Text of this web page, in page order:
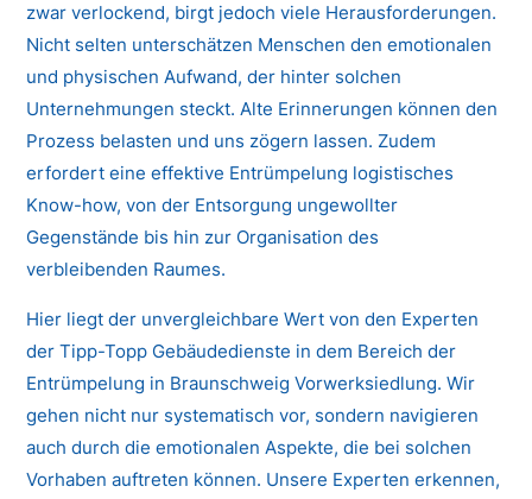
zwar verlockend, birgt jedoch viele Herausforderungen.
Nicht selten unterschätzen Menschen den emotionalen
und physischen Aufwand, der hinter solchen
Unternehmungen steckt. Alte Erinnerungen können den
Prozess belasten und uns zögern lassen. Zudem
erfordert eine effektive Entrümpelung logistisches
Know-how, von der Entsorgung ungewollter
Gegenstände bis hin zur Organisation des
verbleibenden Raumes.
Hier liegt der unvergleichbare Wert von den Experten
der Tipp-Topp Gebäudedienste in dem Bereich der
Entrümpelung in Braunschweig Vorwerksiedlung. Wir
gehen nicht nur systematisch vor, sondern navigieren
auch durch die emotionalen Aspekte, die bei solchen
Vorhaben auftreten können. Unsere Experten erkennen,